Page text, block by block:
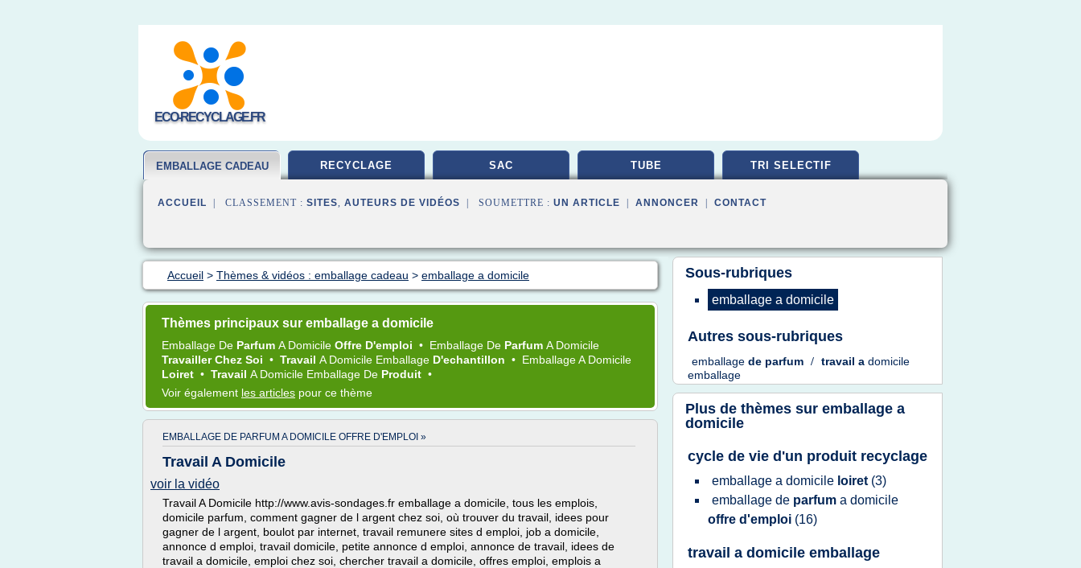
ECO-RECYCLAGE.FR
EMBALLAGE CADEAU RECYCLAGE SAC TUBE TRI SELECTIF
ACCUEIL | CLASSEMENT : SITES, AUTEURS DE VIDÉOS | SOUMETTRE : UN ARTICLE ANNONCER CONTACT
Accueil > Thèmes & vidéos : emballage cadeau > emballage a domicile
Thèmes principaux sur emballage a domicile
Emballage De Parfum A Domicile Offre D'emploi • Emballage De Parfum A Domicile
Travailler Chez Soi • Travail A Domicile Emballage D'echantillon • EmballageA Domicile
Loiret • Travail A Domicile Emballage De Produit •
Voir également les articles pour ce thème
EMBALLAGE DE PARFUM A DOMICILE OFFRE D'EMPLOI »
Travail A Domicile
voir la vidéo
Travail A Domicile http://www.avis-sondages.fr emballage a domicile, tous les emplois,
domicile parfum, comment gagner de l argent chez soi, où trouver du travail, idees pour
gagner de l argent, boulot par internet, travail remunere sites d emploi, job a domicile,
annonce d emploi, travail domicile, petite annonce d emploi, annonce de travail, idees de
travail a domicile, emploi chez soi, chercher travail a domicile, offres emploi, emplois a
Sous-rubriques
emballage a domicile
Autres sous-rubriques
emballage de parfum / travail a domicile
emballage
Plus de thèmes sur emballage a
domicile
cycle de vie d'un produit recyclage
emballage a domicile loiret (3)
emballage de parfum a domicile
offre d'emploi (16)
travail a domicile emballage